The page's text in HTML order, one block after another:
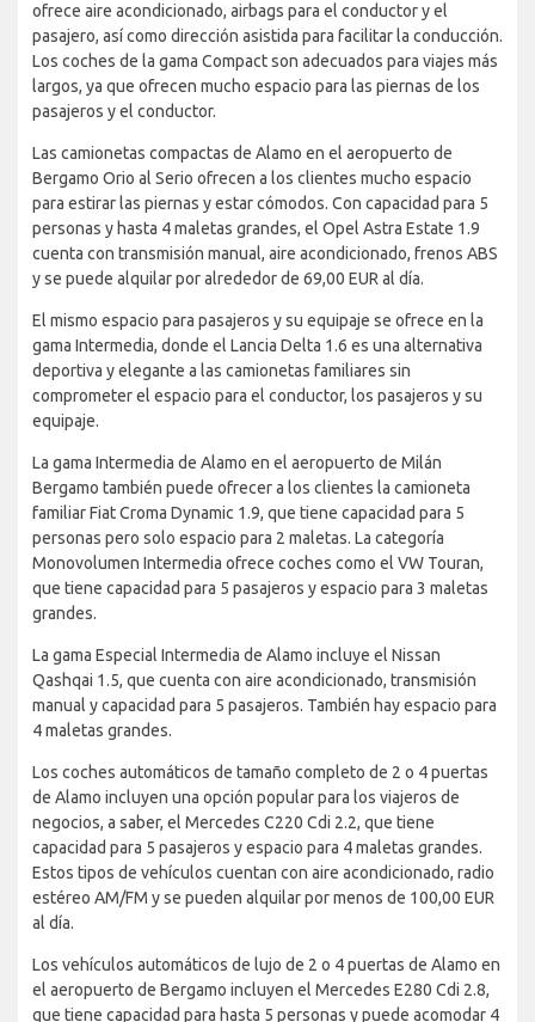
ofrece aire acondicionado, airbags para el conductor y el
pasajero, así como dirección asistida para facilitar la conducción.
Los coches de la gama Compact son adecuados para viajes más
largos, ya que ofrecen mucho espacio para las piernas de los
pasajeros y el conductor.
Las camionetas compactas de Alamo en el aeropuerto de
Bergamo Orio al Serio ofrecen a los clientes mucho espacio
para estirar las piernas y estar cómodos. Con capacidad para 5
personas y hasta 4 maletas grandes, el Opel Astra Estate 1.9
cuenta con transmisión manual, aire acondicionado, frenos ABS
y se puede alquilar por alrededor de 69,00 EUR al día.
El mismo espacio para pasajeros y su equipaje se ofrece en la
gama Intermedia, donde el Lancia Delta 1.6 es una alternativa
deportiva y elegante a las camionetas familiares sin
comprometer el espacio para el conductor, los pasajeros y su
equipaje.
La gama Intermedia de Alamo en el aeropuerto de Milán
Bergamo también puede ofrecer a los clientes la camioneta
familiar Fiat Croma Dynamic 1.9, que tiene capacidad para 5
personas pero solo espacio para 2 maletas. La categoría
Monovolumen Intermedia ofrece coches como el VW Touran,
que tiene capacidad para 5 pasajeros y espacio para 3 maletas
grandes.
La gama Especial Intermedia de Alamo incluye el Nissan
Qashqai 1.5, que cuenta con aire acondicionado, transmisión
manual y capacidad para 5 pasajeros. También hay espacio para
4 maletas grandes.
Los coches automáticos de tamaño completo de 2 o 4 puertas
de Alamo incluyen una opción popular para los viajeros de
negocios, a saber, el Mercedes C220 Cdi 2.2, que tiene
capacidad para 5 pasajeros y espacio para 4 maletas grandes.
Estos tipos de vehículos cuentan con aire acondicionado, radio
estéreo AM/FM y se pueden alquilar por menos de 100,00 EUR
al día.
Los vehículos automáticos de lujo de 2 o 4 puertas de Alamo en
el aeropuerto de Bergamo incluyen el Mercedes E280 Cdi 2.8,
que tiene capacidad para hasta 5 personas y puede acomodar 4